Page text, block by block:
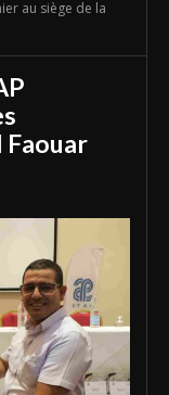
au siège de la
Faouar